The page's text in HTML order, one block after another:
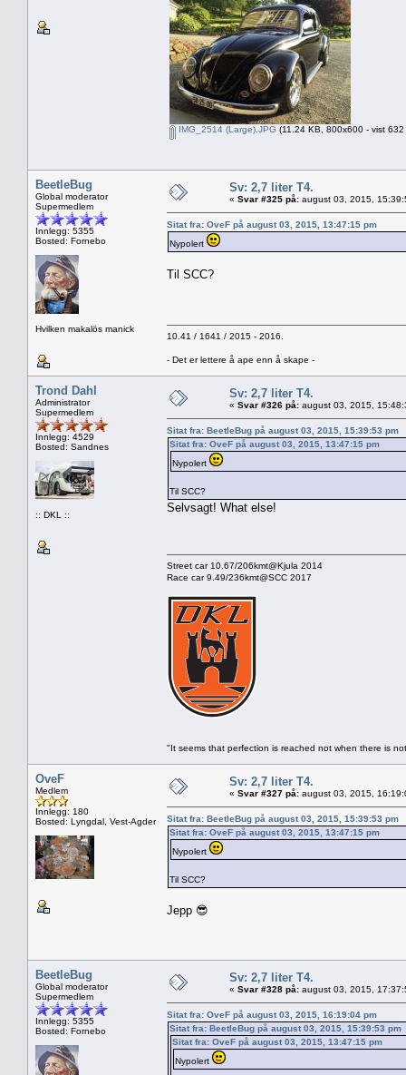
IMG_2514 (Large).JPG (11.24 KB, 800x600 - vist 632
BeetleBug
Global moderator
Supermedlem
Innlegg: 5355
Bosted: Fornebo
Hvilken makalös manick
Sv: 2,7 liter T4.
« Svar #325 på: august 03, 2015,
Sitat fra: OveF på august 03, 2015, 13:47:15 pm
Nypolert
Til SCC?
10.41 / 1641 / 2015 - 2016.
- Det er lettere å ape enn å skape -
Trond Dahl
Administrator
Supermedlem
Innlegg: 4529
Bosted: Sandnes
:: DKL ::
Sv: 2,7 liter T4.
« Svar #326 på: august 03, 2015,
Sitat fra: BeetleBug på august 03, 2015, 15:39:53 pm
Sitat fra: OveF på august 03, 2015, 13:47:15 pm
Nypolert
Til SCC?
Selvsagt! What else!
Street car 10.67/206kmt@Kjula 2014
Race car 9.49/236kmt@SCC 2017
"It seems that perfection is reached not when there is
OveF
Medlem
Innlegg: 180
Bosted: Lyngdal, Vest-Agder
Sv: 2,7 liter T4.
« Svar #327 på: august 03, 2015,
Sitat fra: BeetleBug på august 03, 2015, 15:39:53 pm
Sitat fra: OveF på august 03, 2015, 13:47:15 pm
Nypolert
Til SCC?
Jepp 😎
BeetleBug
Global moderator
Supermedlem
Innlegg: 5355
Bosted: Fornebo
Sv: 2,7 liter T4.
« Svar #328 på: august 03, 2015,
Sitat fra: OveF på august 03, 2015, 16:19:04 pm
Sitat fra: BeetleBug på august 03, 2015, 15:39:53 pm
Sitat fra: OveF på august 03, 2015, 13:47:15 pm
Nypolert